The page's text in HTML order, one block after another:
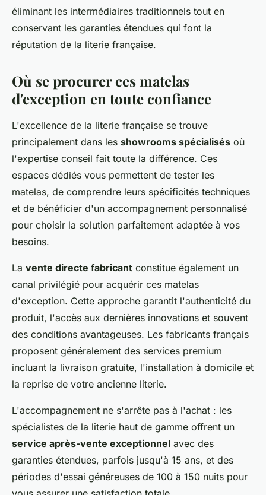
éliminant les intermédiaires traditionnels tout en
conservant les garanties étendues qui font la
réputation de la literie française.
Où se procurer ces matelas
d'exception en toute confiance
L'excellence de la literie française se trouve
principalement dans les showrooms spécialisés où
l'expertise conseil fait toute la différence. Ces
espaces dédiés vous permettent de tester les
matelas, de comprendre leurs spécificités techniques
et de bénéficier d'un accompagnement personnalisé
pour choisir la solution parfaitement adaptée à vos
besoins.
La vente directe fabricant constitue également un
canal privilégié pour acquérir ces matelas
d'exception. Cette approche garantit l'authenticité du
produit, l'accès aux dernières innovations et souvent
des conditions avantageuses. Les fabricants français
proposent généralement des services premium
incluant la livraison gratuite, l'installation à domicile et
la reprise de votre ancienne literie.
L'accompagnement ne s'arrête pas à l'achat : les
spécialistes de la literie haut de gamme offrent un
service après-vente exceptionnel avec des
garanties étendues, parfois jusqu'à 15 ans, et des
périodes d'essai généreuses de 100 à 150 nuits pour